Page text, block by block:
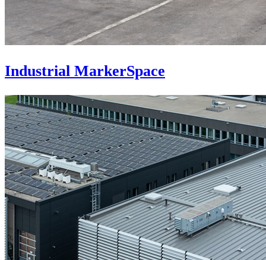
Industrial MarkerSpace